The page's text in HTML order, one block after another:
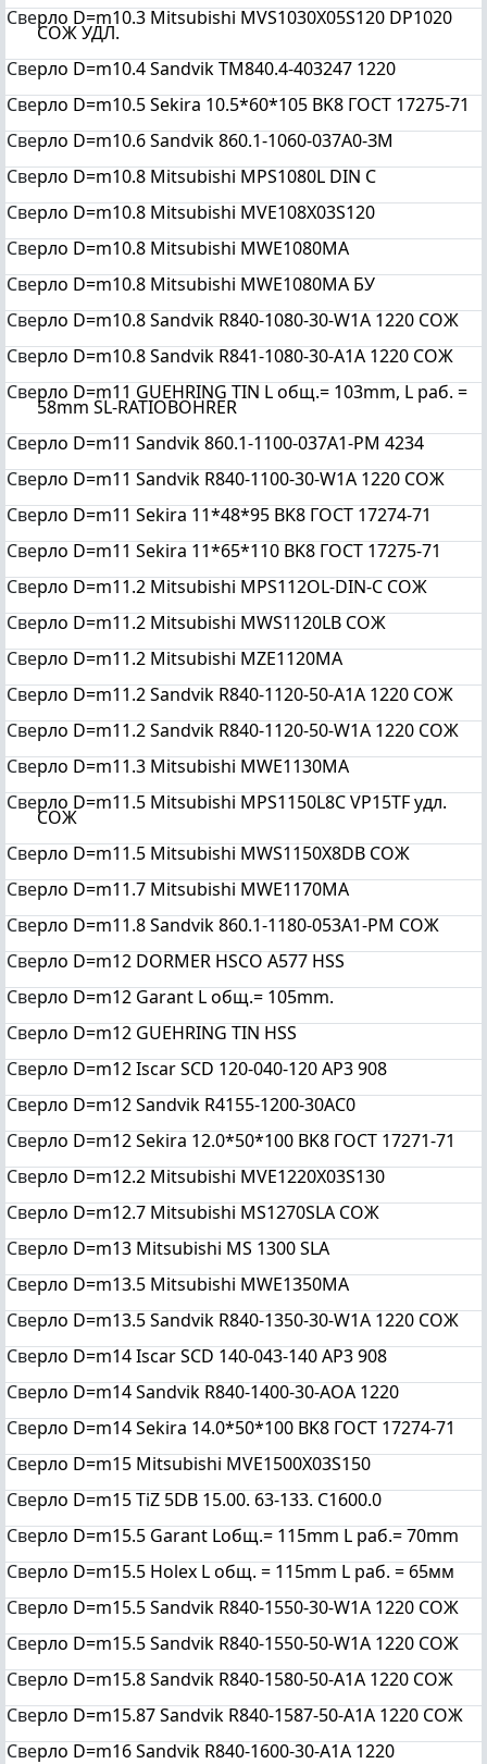
Сверло D=m10.3 Mitsubishi MVS1030X05S120 DP1020
СОЖ УДЛ.
Сверло D=m10.4 Sandvik TM840.4-403247 1220
Сверло D=m10.5 Sekira 10.5*60*105 BK8 ГОСТ 17275-71
Сверло D=m10.6 Sandvik 860.1-1060-037A0-ЗM
Сверло D=m10.8 Mitsubishi MPS1080L DIN C
Сверло D=m10.8 Mitsubishi MVE108X03S120
Сверло D=m10.8 Mitsubishi MWE1080MA
Сверло D=m10.8 Mitsubishi MWE1080MA БУ
Сверло D=m10.8 Sandvik R840-1080-30-W1A 1220 СОЖ
Сверло D=m10.8 Sandvik R841-1080-30-A1A 1220 СОЖ
Сверло D=m11 GUEHRING TIN L общ.= 103mm, L раб. =
58mm SL-RATIOBOHRER
Сверло D=m11 Sandvik 860.1-1100-037A1-PM 4234
Сверло D=m11 Sandvik R840-1100-30-W1A 1220 СОЖ
Сверло D=m11 Sekira 11*48*95 BK8 ГОСТ 17274-71
Сверло D=m11 Sekira 11*65*110 BK8 ГОСТ 17275-71
Сверло D=m11.2 Mitsubishi MPS112OL-DIN-C СОЖ
Сверло D=m11.2 Mitsubishi MWS1120LB СОЖ
Сверло D=m11.2 Mitsubishi MZE1120MA
Сверло D=m11.2 Sandvik R840-1120-50-A1A 1220 СОЖ
Сверло D=m11.2 Sandvik R840-1120-50-W1A 1220 СОЖ
Сверло D=m11.3 Mitsubishi MWE1130MA
Сверло D=m11.5 Mitsubishi MPS1150L8C VP15TF удл.
СОЖ
Сверло D=m11.5 Mitsubishi MWS1150X8DB СОЖ
Сверло D=m11.7 Mitsubishi MWE1170MA
Сверло D=m11.8 Sandvik 860.1-1180-053A1-PM СОЖ
Сверло D=m12 DORMER HSCO A577 HSS
Сверло D=m12 Garant L общ.= 105mm.
Сверло D=m12 GUEHRING TIN HSS
Сверло D=m12 Iscar SCD 120-040-120 AP3 908
Сверло D=m12 Sandvik R4155-1200-30AC0
Сверло D=m12 Sekira 12.0*50*100 BK8 ГОСТ 17271-71
Сверло D=m12.2 Mitsubishi MVE1220X03S130
Сверло D=m12.7 Mitsubishi MS1270SLA СОЖ
Сверло D=m13 Mitsubishi MS 1300 SLA
Сверло D=m13.5 Mitsubishi MWE1350MA
Сверло D=m13.5 Sandvik R840-1350-30-W1A 1220 СОЖ
Сверло D=m14 Iscar SCD 140-043-140 AP3 908
Сверло D=m14 Sandvik R840-1400-30-AOA 1220
Сверло D=m14 Sekira 14.0*50*100 BK8 ГОСТ 17274-71
Сверло D=m15 Mitsubishi MVE1500X03S150
Сверло D=m15 TiZ 5DB 15.00. 63-133. C1600.0
Сверло D=m15.5 Garant Lобщ.= 115mm L раб.= 70mm
Сверло D=m15.5 Holex L общ. = 115mm L раб. = 65мм
Сверло D=m15.5 Sandvik R840-1550-30-W1A 1220 СОЖ
Сверло D=m15.5 Sandvik R840-1550-50-W1A 1220 СОЖ
Сверло D=m15.8 Sandvik R840-1580-50-A1A 1220 СОЖ
Сверло D=m15.87 Sandvik R840-1587-50-A1A 1220 СОЖ
Сверло D=m16 Sandvik R840-1600-30-A1A 1220